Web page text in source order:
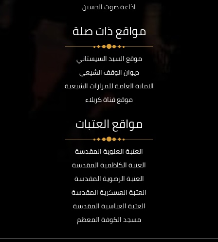
اذاعة صوت الحسين
مواقع ذات صلة
موقع السيد السيستاني
ديوان الوقف الشيعي
الامانة العامة للمزارات الشيعية
موقع قناة كربلاء
مواقع العتبات
العتبة العلوية المقدسة
العتبة الكاظمية المقدسة
العتبة الرضوية المقدسة
العتبة العسكرية المقدسة
العتبة العباسية المقدسة
مسجد الكوفة المعظم